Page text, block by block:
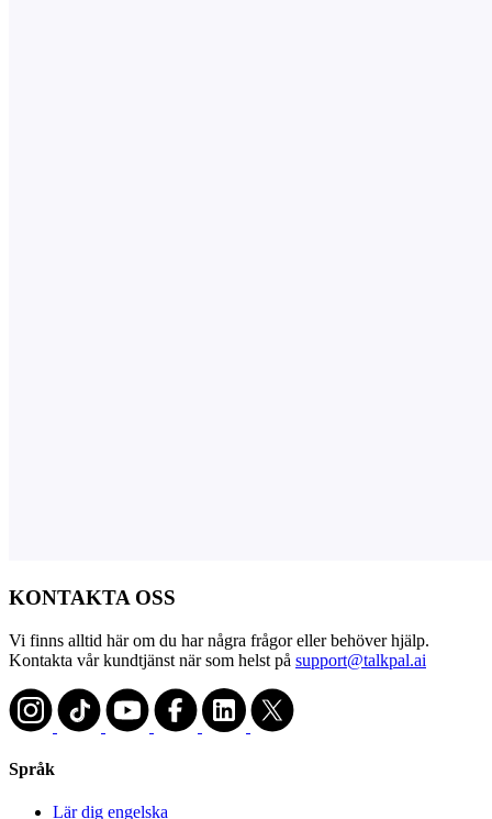
KONTAKTA OSS
Vi finns alltid här om du har några frågor eller behöver hjälp.
Kontakta vår kundtjänst när som helst på support@talkpal.ai
Språk
Lär dig engelska